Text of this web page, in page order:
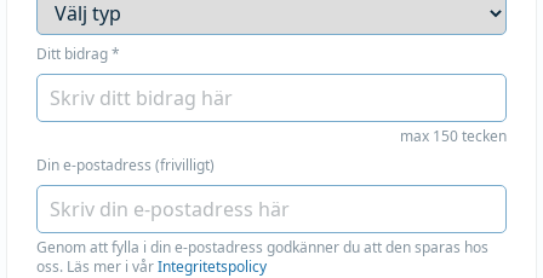
Ditt bidrag*
max 150 tecken
Din e-postadress (frivilligt)
Genom att fylla i din e-postadress godkänner du att den sparas hos
oss. Läs mer i vårIntegritetspolicy